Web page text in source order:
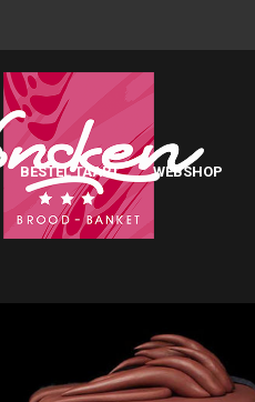
BESTEL TAART WEBSHOP